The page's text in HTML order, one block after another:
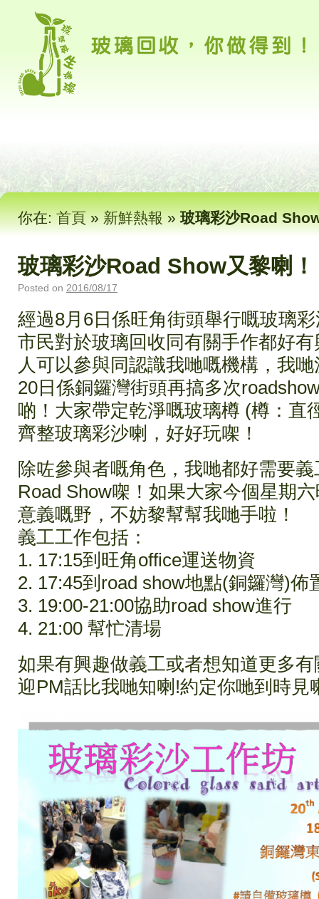
你在:首頁»新鮮熱報»玻璃彩沙Road
玻璃彩沙Road Show又黎喇！
Posted on 2016/08/17
經過8月6日係旺角街頭舉行嘅玻璃
市民對於玻璃回收同有關手作都好
人可以參與同認識我哋嘅機構，我
20日係銅鑼灣街頭再搞多次
啲！大家帶定乾淨嘅玻璃樽 (樽：直
齊整玻璃彩沙喇，好好玩㗎！
除咗參與者嘅角色，我哋都好需要
Road Show㗎！如果大家今個星期
意義嘅野，不妨黎幫幫我哋手啦！
義工工作包括：
1. 17:15到旺角office運送物資
2. 17:45到road show地點(銅鑼灣)佈
3. 19:00-21:00協助road show進行
4. 21:00 幫忙清場
如果有興趣做義工或者想知道更多
迎PM話比我哋知喇!約定你哋到時見